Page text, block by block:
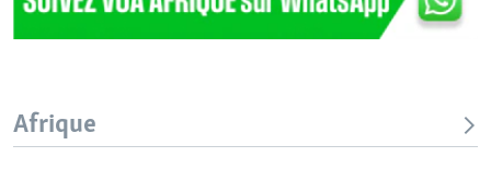
Afrique